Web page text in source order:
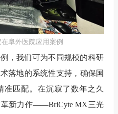
阜外医院应用案例
，我们可为不同规模的科研
落地的系统性支持，确保国
准匹配。在沉寂了数年之久
革新力作——BriCyte MX三光